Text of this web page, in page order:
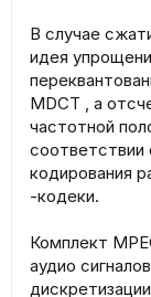
В случае
идея
MDCT , а
частотной
соответствии
кодирования
-кодеки.
Комплект
аудио